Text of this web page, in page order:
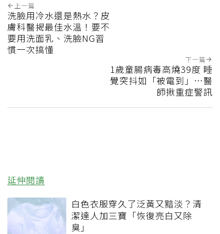
上一篇
洗臉用冷水還是熱水？皮
膚科醫揭最佳水溫！要不
要用洗面乳、洗臉NG習
慣一次搞懂
下一篇
1歲童腸病毒高燒39度 睡
覺突抖如「被電到」…醫
師揪重症警訊
延伸閱讀
白色衣服穿久了泛黃又黯淡？清
潔達人加三寶「恢復亮白又除
臭」